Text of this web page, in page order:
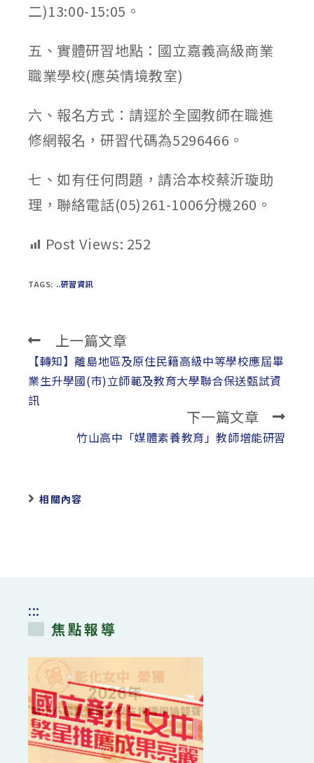
二)13:00-15:05。
五、實體研習地點：國立嘉義高級商業
職業學校(應英情境教室)
六、報名方式：請逕於全國教師在職進
修網報名，研習代碼為5296466。
七、如有任何問題，請洽本校蔡沂璇助
理，聯絡電話(05)261-1006分機260。
Post Views: 252
TAGS: ..研習資訊
Read
more
articles
上一篇文章
【轉知】離島地區及原住民籍高級中等學校應屆畢
業生升學國(市)立師範及教育大學聯合保送甄試資
訊
下一篇文章
竹山高中「媒體素養教育」教師增能研習
相關內容
:::
焦點報導